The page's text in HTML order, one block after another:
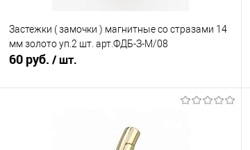
Застежки ( замочки ) магнитные со стразами 14
мм золото уп.2 шт. арт.ФДБ-З-М/08
60 руб. / шт.